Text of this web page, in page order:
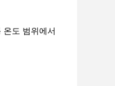
도 범위에서